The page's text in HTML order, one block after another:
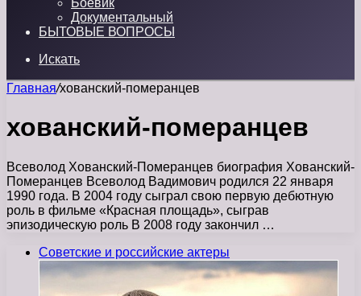
Боевик
Документальный
БЫТОВЫЕ ВОПРОСЫ
Искать
Главная/хованский-померанцев
хованский-померанцев
Всеволод Хованский-Померанцев биография Хованский-
Померанцев Всеволод Вадимович родился 22 января
1990 года. В 2004 году сыграл свою первую дебютную
роль в фильме «Красная площадь», сыграв
эпизодическую роль В 2008 году закончил …
Советские и российские актеры